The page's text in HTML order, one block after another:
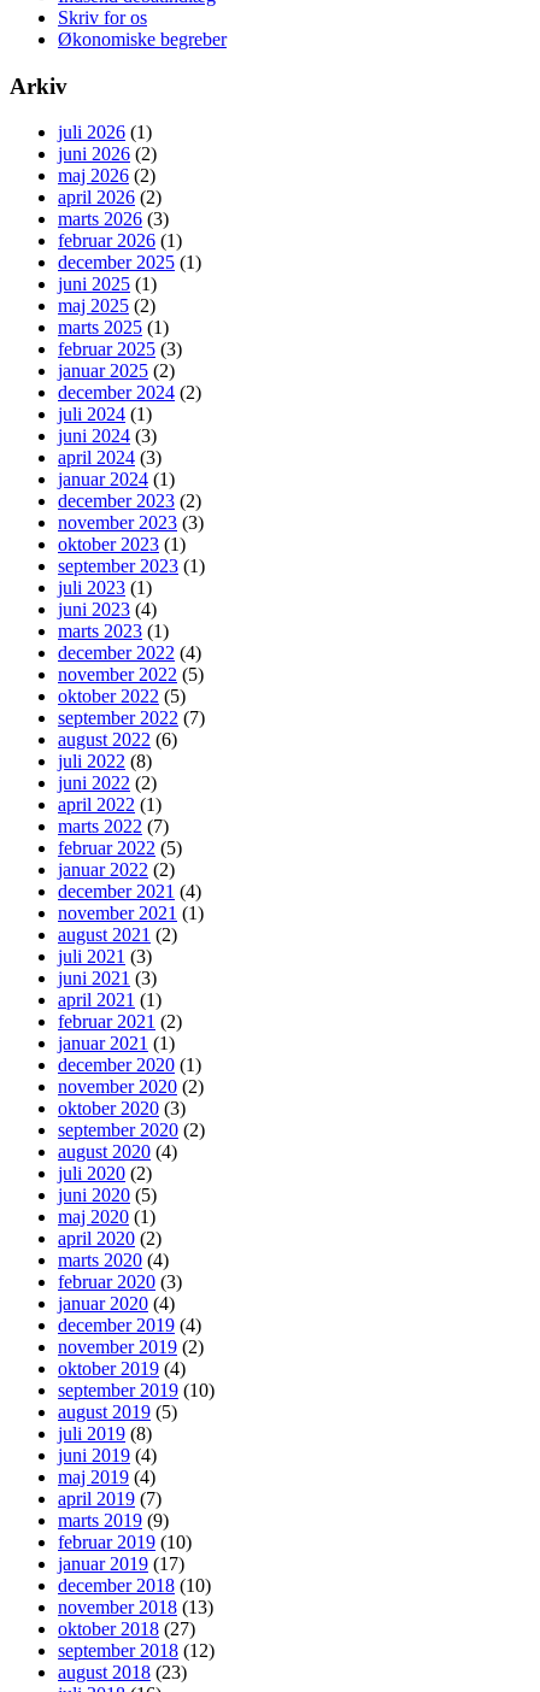
Skriv for os
Økonomiske begreber
Arkiv
juli 2026 (1)
juni 2026 (2)
maj 2026 (2)
april 2026 (2)
marts 2026 (3)
februar 2026 (1)
december 2025 (1)
juni 2025 (1)
maj 2025 (2)
marts 2025 (1)
februar 2025 (3)
januar 2025 (2)
december 2024 (2)
juli 2024 (1)
juni 2024 (3)
april 2024 (3)
januar 2024 (1)
december 2023 (2)
november 2023 (3)
oktober 2023 (1)
september 2023 (1)
juli 2023 (1)
juni 2023 (4)
marts 2023 (1)
december 2022 (4)
november 2022 (5)
oktober 2022 (5)
september 2022 (7)
august 2022 (6)
juli 2022 (8)
juni 2022 (2)
april 2022 (1)
marts 2022 (7)
februar 2022 (5)
januar 2022 (2)
december 2021 (4)
november 2021 (1)
august 2021 (2)
juli 2021 (3)
juni 2021 (3)
april 2021 (1)
februar 2021 (2)
januar 2021 (1)
december 2020 (1)
november 2020 (2)
oktober 2020 (3)
september 2020 (2)
august 2020 (4)
juli 2020 (2)
juni 2020 (5)
maj 2020 (1)
april 2020 (2)
marts 2020 (4)
februar 2020 (3)
januar 2020 (4)
december 2019 (4)
november 2019 (2)
oktober 2019 (4)
september 2019 (10)
august 2019 (5)
juli 2019 (8)
juni 2019 (4)
maj 2019 (4)
april 2019 (7)
marts 2019 (9)
februar 2019 (10)
januar 2019 (17)
december 2018 (10)
november 2018 (13)
oktober 2018 (27)
september 2018 (12)
august 2018 (23)